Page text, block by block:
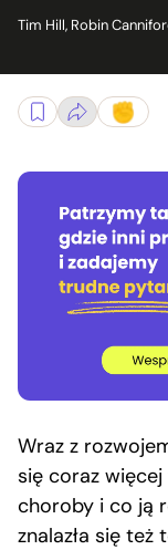
Tim Hill, Robin
Wraz z
się coraz więcej
choroby i co ją
znalazła się też